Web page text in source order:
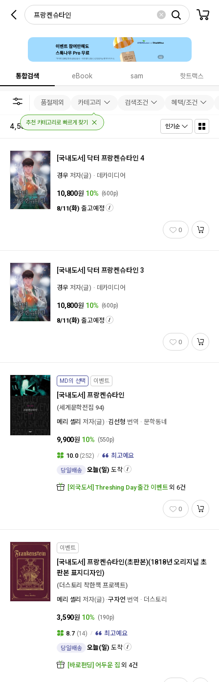
통합검색 eBook sam 핫트랙스
품절제외 카테고리
추천 카테고리로 빠르게 찾기
검색조건 혜택/조건
4,582 건 인기순
[국내도서] 닥터 프랑켄슈타인 4
경우 저자(글) 데카미디어
10,800원 10% (600p)
8/11(화) 출고예정
0
[국내도서] 닥터 프랑켄슈타인 3
경우 저자(글) 데카미디어
10,800원 10% (600p)
8/11(화) 출고예정
0
MD의 선택 이벤트
[국내도서] 프랑켄슈타인
(세계문학전집 94)
메리 셸리 저자(글) 김선형 번역 문학동네
9,900원 10% (550p)
10.0 (252) 최고예요
당일배송 오늘(일) 도착
[외국도서] Threshing Day 출간 이벤트 외 6건
0
이벤트
[국내도서] 프랑켄슈타인(초판본)(1818년 오리지널 초
판본 표지디자인)
(더스토리 착한책 프로젝트)
메리 셸리 저자(글) 구자언 번역 더스토리
3,590원 10% (190p)
8.7 (14) 최고예요
당일배송 오늘(일) 도착
[바로펀딩] 어두운 집 외 4건